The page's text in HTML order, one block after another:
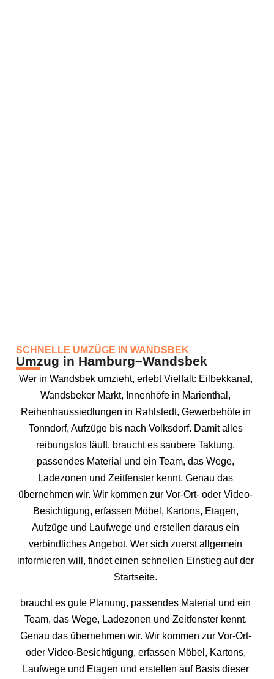
SCHNELLE UMZÜGE IN WANDSBEK
Umzug in Hamburg–Wandsbek
Wer in Wandsbek umzieht, erlebt Vielfalt: Eilbekkanal,
Wandsbeker Markt, Innenhöfe in Marienthal,
Reihenhaussiedlungen in Rahlstedt, Gewerbehöfe in
Tonndorf, Aufzüge bis nach Volksdorf. Damit alles
reibungslos läuft, braucht es saubere Taktung,
passendes Material und ein Team, das Wege,
Ladezonen und Zeitfenster kennt. Genau das
übernehmen wir. Wir kommen zur Vor-Ort- oder Video-
Besichtigung, erfassen Möbel, Kartons, Etagen,
Aufzüge und Laufwege und erstellen daraus ein
verbindliches Angebot. Wer sich zuerst allgemein
informieren will, findet einen schnellen Einstieg auf der
Startseite.
braucht es gute Planung, passendes Material und ein
Team, das Wege, Ladezonen und Zeitfenster kennt.
Genau das übernehmen wir. Wir kommen zur Vor-Ort-
oder Video-Besichtigung, erfassen Möbel, Kartons,
Laufwege und Etagen und erstellen auf Basis dieser